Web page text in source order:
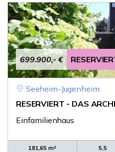
699.900,- €
Seeheim-Jugenheim
RESERVIERT - DAS
Einfamilienhaus
181,65 m²
5,5